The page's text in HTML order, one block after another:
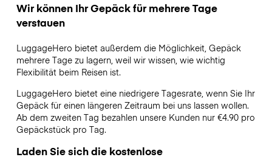
Wir können Ihr Gepäck für mehrere Tage
verstauen
LuggageHero bietet außerdem die Möglichkeit, Gepäck
mehrere Tage zu lagern, weil wir wissen, wie wichtig
Flexibilität beim Reisen ist.
LuggageHero bietet eine niedrigere Tagesrate, wenn Sie Ihr
Gepäck für einen längeren Zeitraum bei uns lassen wollen.
Ab dem zweiten Tag bezahlen unsere Kunden nur €4.90 pro
Gepäckstück pro Tag.
Laden Sie sich die kostenlose